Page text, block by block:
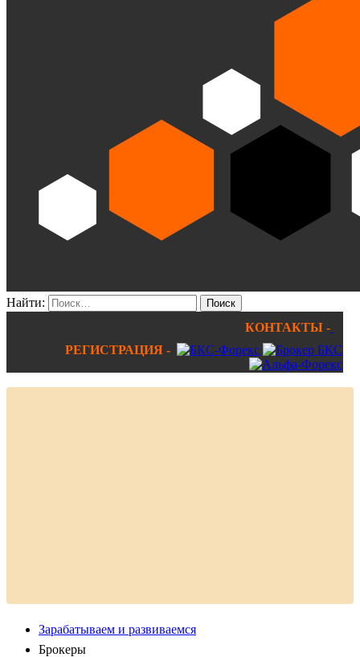
Найти:
КОНТАКТЫ -
РЕГИСТРАЦИЯ -
Зарабатываем и развиваемся
Брокеры